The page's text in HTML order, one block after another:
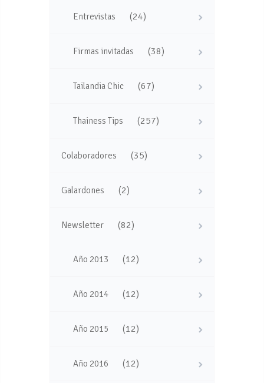
Entrevistas (24)
Firmas invitadas (38)
Tailandia Chic (67)
Thainess Tips (257)
Colaboradores (35)
Galardones (2)
Newsletter (82)
Año 2013 (12)
Año 2014 (12)
Año 2015 (12)
Año 2016 (12)